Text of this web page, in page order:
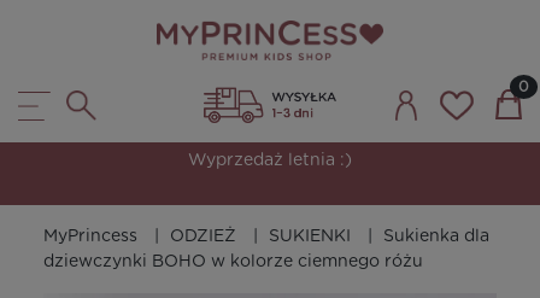
Wyprzedaż letnia :)
MyPrincess ODZIEŻ SUKIENKI
Sukienka dla
dziewczynki BOHO w kolorze ciemnego różu